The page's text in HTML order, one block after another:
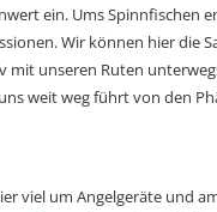
ein. Ums Spinnfischen
Wir können hier die
mit unseren Ruten
weit weg führt von den
viel um Angelgeräte und